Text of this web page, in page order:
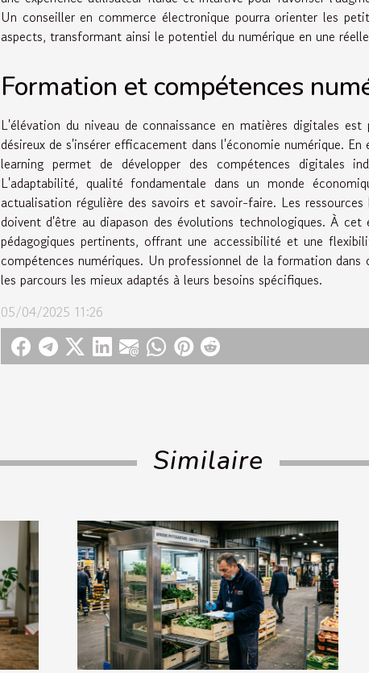
Un conseiller en commerce électronique pourra orienter les
aspects, transformant ainsi le potentiel du numérique en une
Formation et compétences
L'élévation du niveau de connaissance en matières digitales
désireux de s'insérer efficacement dans l'économie numérique.
learning permet de développer des compétences digitales
L'adaptabilité, qualité fondamentale dans un monde
actualisation régulière des savoirs et savoir-faire. Les
doivent d'être au diapason des évolutions technologiques. À
pédagogiques pertinents, offrant une accessibilité et une
compétences numériques. Un professionnel de la formation
les parcours les mieux adaptés à leurs besoins spécifiques.
05/04/2025 11:26
Similaire